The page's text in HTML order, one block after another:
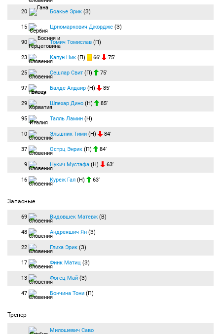
20 Боакье Эрик (З)
15 Црномаркович Джордже (З)
90 Томич Томислав (П)
23 Капун Ник (П) 66′ 75′
25 Сешлар Свит (П) 75′
97 Балде Алдаир (Н) 85′
29 Шпехар Дино (Н) 85′
95 Талль Ламин (Н)
10 Эльшник Тими (Н) 84′
37 Острц Энрик (П) 84′
9 Нукич Мустафа (Н) 63′
16 Куреж Гал (Н) 63′
Запасные
69 Видовшек Матевж (В)
48 Андреяшич Ян (З)
22 Глиха Эрик (З)
17 Финк Матиц (З)
13 Фогец Май (З)
47 Бончина Тони (П)
Тренер
Милошевич Саво